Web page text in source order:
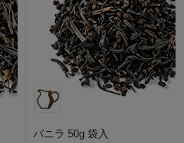
バニラ 50g 袋入